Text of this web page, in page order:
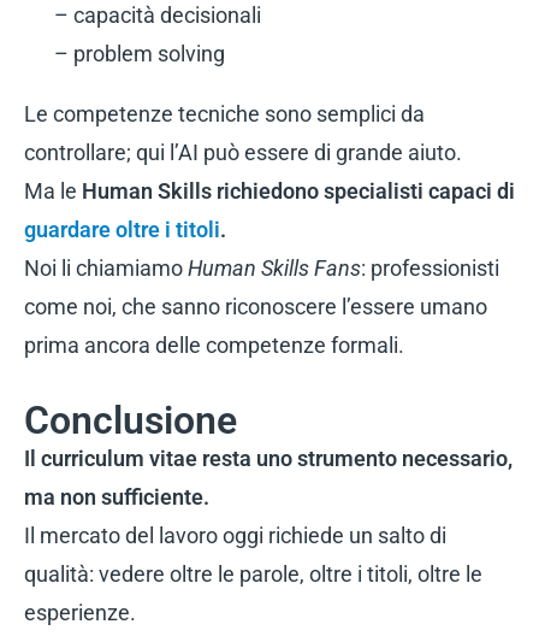
– capacità decisionali
– problem solving
Le competenze tecniche sono semplici da
controllare; qui l’AI può essere di grande aiuto.
Ma le Human Skills richiedono specialisti capaci di
guardare oltre i titoli.
Noi li chiamiamoHuman Skills Fans: professionisti
come noi, che sanno riconoscere l’essere umano
prima ancora delle competenze formali.
Conclusione
Il curriculum vitae resta uno strumento necessario,
ma non sufficiente.
Il mercato del lavoro oggi richiede un salto di
qualità: vedere oltre le parole, oltre i titoli, oltre le
esperienze.